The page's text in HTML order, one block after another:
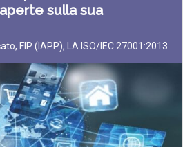
sulla sua
FIP (IAPP), LA ISO/IEC 27001:2013